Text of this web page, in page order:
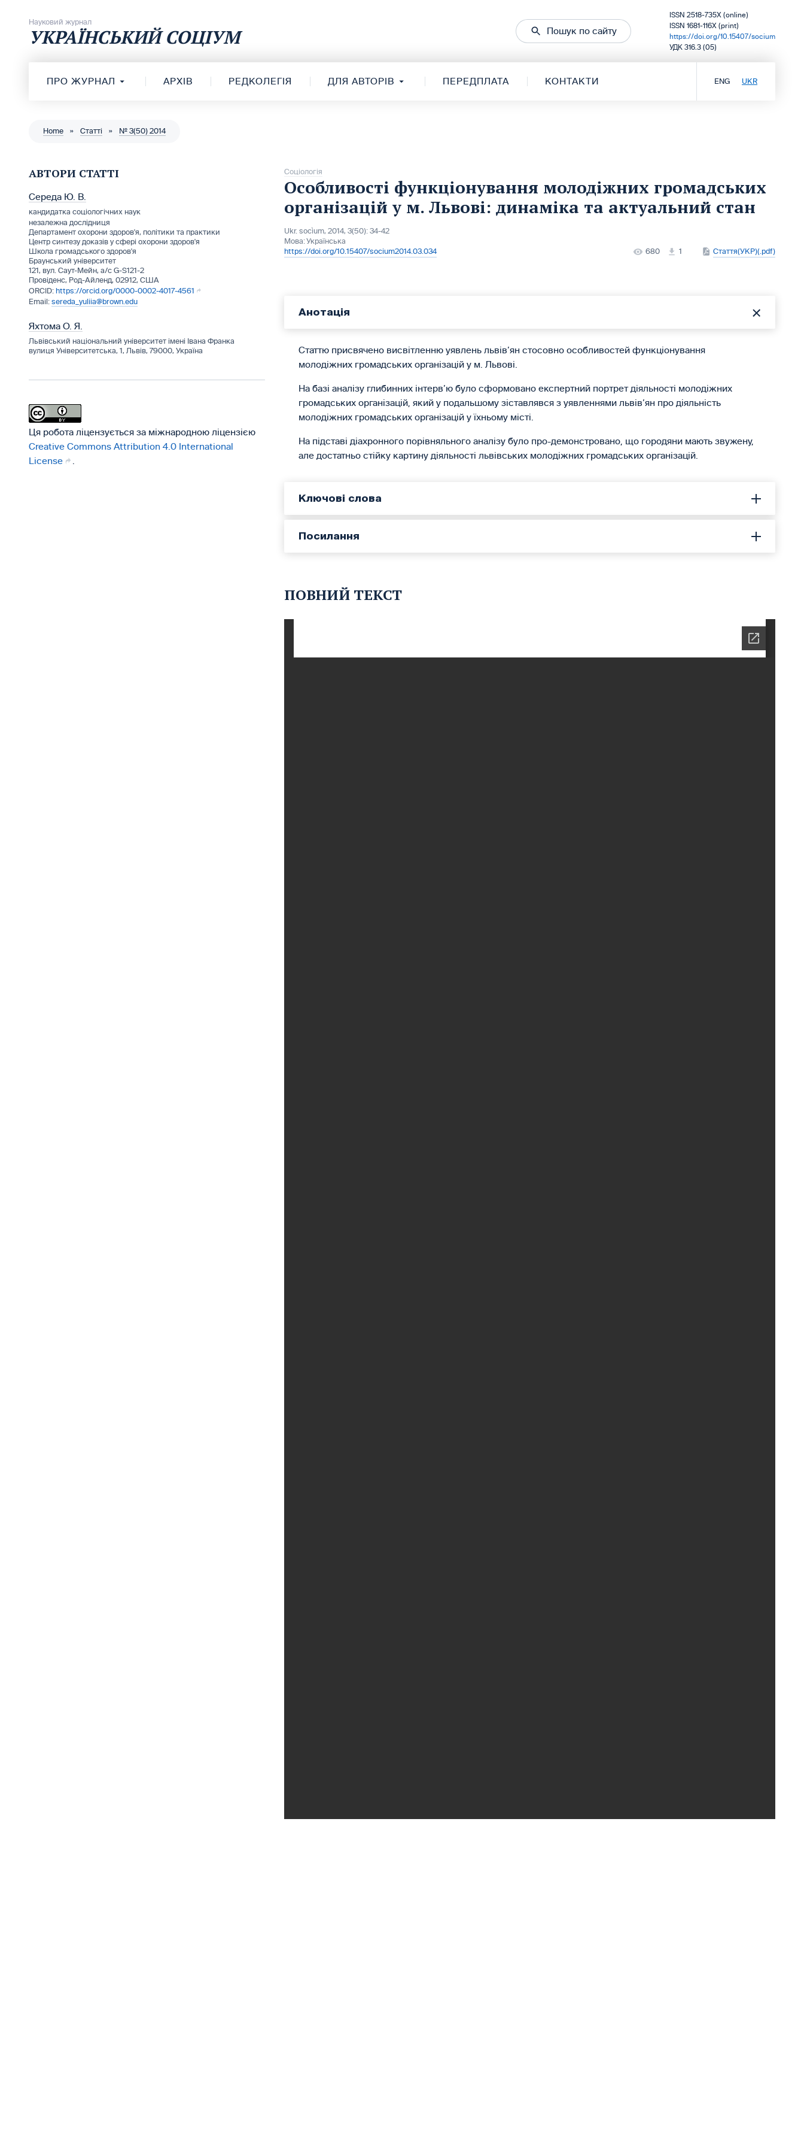
Науковий журнал
УКРАЇНСЬКИЙ СОЦІУМ Пошук по сайту
ISSN 2518-735X (online)
ISSN 1681-116X (print)
https://doi.org/10.15407/socium
УДК 316.3 (05)
ПРО ЖУРНАЛ АРХІВ РЕДКОЛЕГІЯ ДЛЯ АВТОРІВ ПЕРЕДПЛАТА КОНТАКТИ ENG UKR
Home » Статті » № 3(50) 2014
АВТОРИ СТАТТІ
Середа Ю. В.
кандидатка соціологічних наук
незалежна дослідниця
Департамент охорони здоров'я, політики та практики
Центр синтезу доказів у сфері охорони здоров'я
Школа громадського здоров'я
Браунський університет
121, вул. Саут-Мейн, а/с G-S121-2
Провіденс, Род-Айленд, 02912, США
https://orcid.org/0000-0002-4017-4561
sereda_yuliia@brown.edu
Яхтома О. Я.
Львівський національний університет імені Івана Франка
вулиця Університетська, 1, Львів, 79000, Україна
Ця робота ліцензується за міжнародною ліцензією
Creative Commons Attribution 4.0 International
License
Соціологія
Особливості функціонування молодіжних громадських
організацій у м. Львові: динаміка та актуальний стан
Ukr. socìum, 2014, 3(50): 34-42
Мова:Українська
https://doi.org/10.15407/socium2014.03.034
680 1 Стаття(УКР)(.pdf)
Анотація
Статтю присвячено висвітленню уявлень львів’ян стосовно особливостей функціонування
молодіжних громадських організацій у м. Львові.
На базі аналізу глибинних інтерв’ю було сформовано експертний портрет діяльності молодіжних
громадських організацій, який у подальшому зіставлявся з уявленнями львів’ян про діяльність
молодіжних громадських організацій у їхньому місті.
На підставі діахронного порівняльного аналізу було про-демонстровано, що городяни мають звужену,
але достатньо стійку картину діяльності львівських молодіжних громадських організацій.
Ключові слова
Посилання
ПОВНИЙ ТЕКСТ